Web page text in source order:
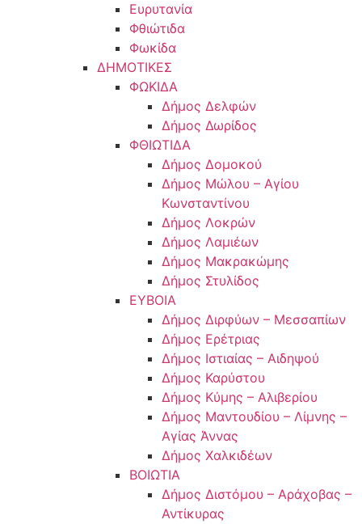
Ευρυτανία
Φθιώτιδα
Φωκίδα
ΔΗΜΟΤΙΚΕΣ
ΦΩΚΙΔΑ
Δήμος Δελφών
Δήμος Δωρίδος
ΦΘΙΩΤΙΔΑ
Δήμος Δομοκού
Δήμος Μώλου – Αγίου
Κωνσταντίνου
Δήμος Λοκρών
Δήμος Λαμιέων
Δήμος Μακρακώμης
Δήμος Στυλίδος
ΕΥΒΟΙΑ
Δήμος Διρφύων – Μεσσαπίων
Δήμος Ερέτριας
Δήμος Ιστιαίας – Αιδηψού
Δήμος Καρύστου
Δήμος Κύμης – Αλιβερίου
Δήμος Μαντουδίου – Λίμνης –
Αγίας Άννας
Δήμος Χαλκιδέων
ΒΟΙΩΤΙΑ
Δήμος Διστόμου – Αράχοβας –
Αντίκυρας